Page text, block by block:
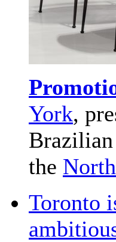
York,
the
Toronto